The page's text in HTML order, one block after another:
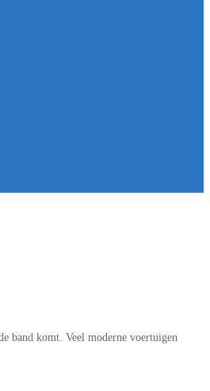
band komt. Veel moderne voertuigen